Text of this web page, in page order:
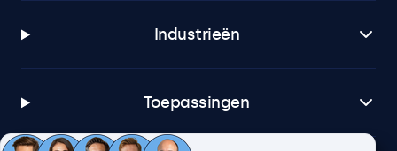
Industrieën
Toepassingen